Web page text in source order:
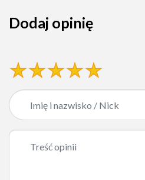
Dodaj opinię